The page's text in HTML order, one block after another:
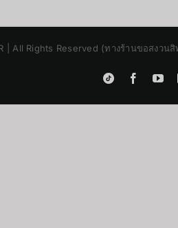
| All Rights Reserved (ทางร้านขอสงว
Tiktok